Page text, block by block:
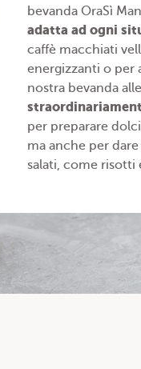
bevanda OraSì
adatta ad ogni
caffè macchiati
energizzanti o per
nostra bevanda
per preparare
ma anche per
salati, come risotti